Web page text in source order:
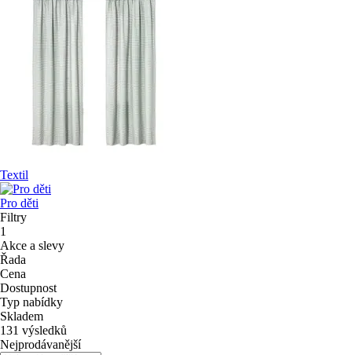
Textil
Pro děti
Filtry
1
Akce a slevy
Řada
Cena
Dostupnost
Typ nabídky
Skladem
131 výsledků
Nejprodávanější